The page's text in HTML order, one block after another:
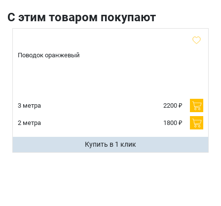
С этим товаром покупают
Поводок оранжевый
3 метра 2200 ₽
2 метра 1800 ₽
Купить в 1 клик